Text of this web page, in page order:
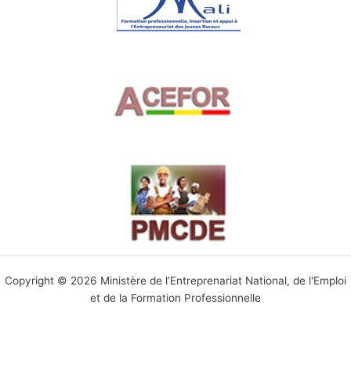
Copyright © 2026 Ministère de l’Entreprenariat National, de l'Emploi
et de la Formation Professionnelle